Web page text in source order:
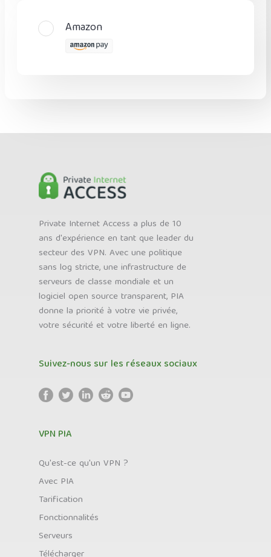
Amazon
Private Internet Access a plus de 10
ans d'expérience en tant que leader du
secteur des VPN. Avec une politique
sans log stricte, une infrastructure de
serveurs de classe mondiale et un
logiciel open source transparent, PIA
donne la priorité à votre vie privée,
votre sécurité et votre liberté en ligne.
Suivez-nous sur les réseaux sociaux
VPN PIA
Qu'est-ce qu'un VPN ?
Avec PIA
Tarification
Fonctionnalités
Serveurs